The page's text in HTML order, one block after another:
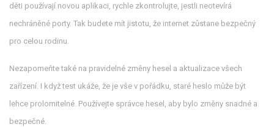
děti používají novou aplikaci, rychle zkontrolujte, jestli neotevírá
nechráněné porty. Tak budete mít jistotu, že internet zůstane bezpečný
pro celou rodinu.
Nezapomeňte také na pravidelné změny hesel a aktualizace všech
zařízení. I když test ukáže, že je vše v pořádku, staré heslo může být
lehce prolomitelné. Používejte správce hesel, aby bylo změny snadné a
bezpečné.